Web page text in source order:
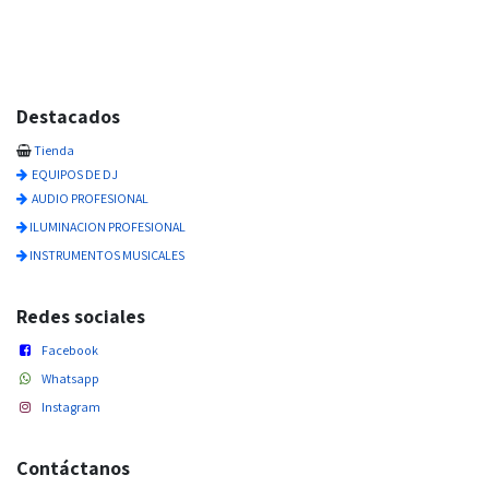
Destacados
Tienda
EQUIPOS DE DJ
AUDIO PROFESIONAL
ILUMINACION PROFESIONAL
INSTRUMENTOS MUSICALES
Redes sociales
Facebook
Whatsapp
Instagram
Contáctanos